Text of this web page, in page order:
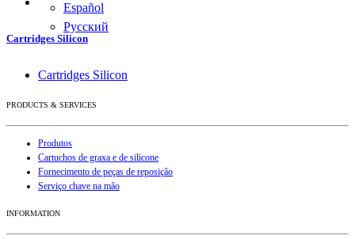
Español
Русский
Cartridges Silicon
Cartridges Silicon
PRODUCTS & SERVICES
Produtos
Cartuchos de graxa e de silicone
Fornecimento de peças de reposição
Serviço chave na mão
INFORMATION